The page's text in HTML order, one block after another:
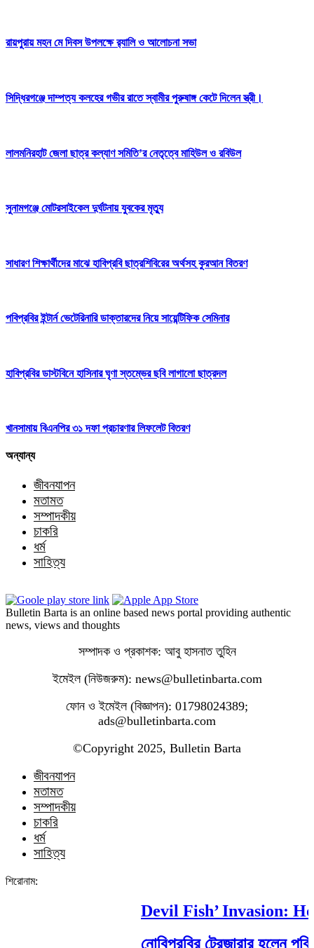
রায়পুরায় মহন মে দিবস উপলক্ষে র‍্যালি ও আলোচনা সভা
সিদ্ধিরগঞ্জে দাম্পত্য কলহের গভীর রাতে স্বামীর পুরুষাঙ্গ কেটে দিলেন স্ত্রী।
লালমনিরহাট জেলা ছাত্র কল্যাণ সমিতি’র নেতৃত্বে মাহিউল ও রবিউল
সুনামগঞ্জে মোটরসাইকেল দুর্ঘটনায় যুবকের মৃত্যু
সাধারণ শিক্ষার্থীদের মাঝে হাবিপ্রবি ছাত্রশিবিরের অর্থসহ কুরআন বিতরণ
পবিপ্রবির ইন্টার্ন ভেটেরিনারি ডাক্তারদের নিয়ে সায়েন্টিফিক সেমিনার
হাবিপ্রবির ডাস্টবিনে হাসিনার ঘৃণা স্তম্ভের ছবি লাগালো ছাত্রদল
খানসামায় বিএনপির ৩১ দফা প্রচারণার লিফলেট বিতরণ
অন্যান্য
জীবনযাপন
মতামত
সম্পাদকীয়
চাকরি
ধর্ম
সাহিত্য
Bulletin Barta is an online based news portal providing authentic
news, views and thoughts
সম্পাদক ও প্রকাশক: আবু হাসনাত তুহিন
ইমেইল (নিউজরুম): news@bulletinbarta.com
ফোন ও ইমেইল (বিজ্ঞাপন): 01798024389;
ads@bulletinbarta.com
©️Copyright 2025, Bulletin Barta
জীবনযাপন
মতামত
সম্পাদকীয়
চাকরি
ধর্ম
সাহিত্য
শিরোনাম:
Devil Fish’ Invasion: How
নোবিপ্রবির ট্রেজারার হলেন